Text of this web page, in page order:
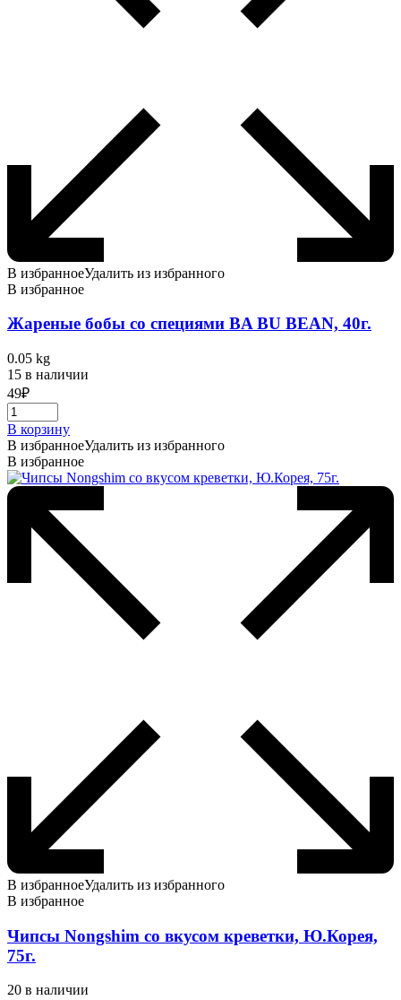
В избранноеУдалить из избранного
В избранное
Жареные бобы со специями BA BU BEAN, 40г.
0.05 kg
15 в наличии
49₽
В корзину
В избранноеУдалить из избранного
В избранное
В избранноеУдалить из избранного
В избранное
Чипсы Nongshim со вкусом креветки, Ю.Корея,
75г.
20 в наличии